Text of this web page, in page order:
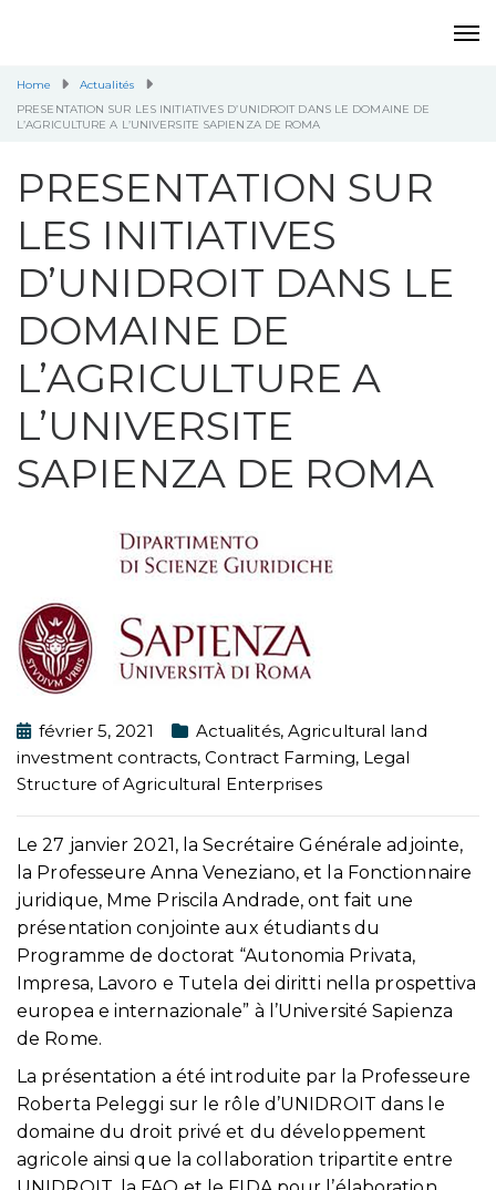
Home
Actualités
PRESENTATION SUR LES INITIATIVES D’UNIDROIT DANS LE DOMAINE DE
L’AGRICULTURE A L’UNIVERSITE SAPIENZA DE ROMA
PRESENTATION SUR
LES INITIATIVES
D’UNIDROIT DANS LE
DOMAINE DE
L’AGRICULTURE A
L’UNIVERSITE
SAPIENZA DE ROMA
février 5, 2021 Actualités, Agricultural land
investment contracts,Contract Farming, Legal
Structure of Agricultural Enterprises
Le 27 janvier 2021, la Secrétaire Générale adjointe,
la Professeure Anna Veneziano, et la Fonctionnaire
juridique, Mme Priscila Andrade, ont fait une
présentation conjointe aux étudiants du
Programme de doctorat “Autonomia Privata,
Impresa, Lavoro e Tutela dei diritti nella prospettiva
europea e internazionale” à l’Université Sapienza
de Rome.
La présentation a été introduite par la Professeure
Roberta Peleggi sur le rôle d’UNIDROIT dans le
domaine du droit privé et du développement
agricole ainsi que la collaboration tripartite entre